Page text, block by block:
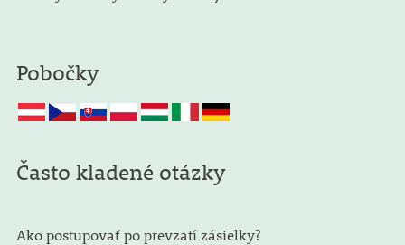
Pobočky
Často kladené otázky
Ako postupovať po prevzatí zásielky?